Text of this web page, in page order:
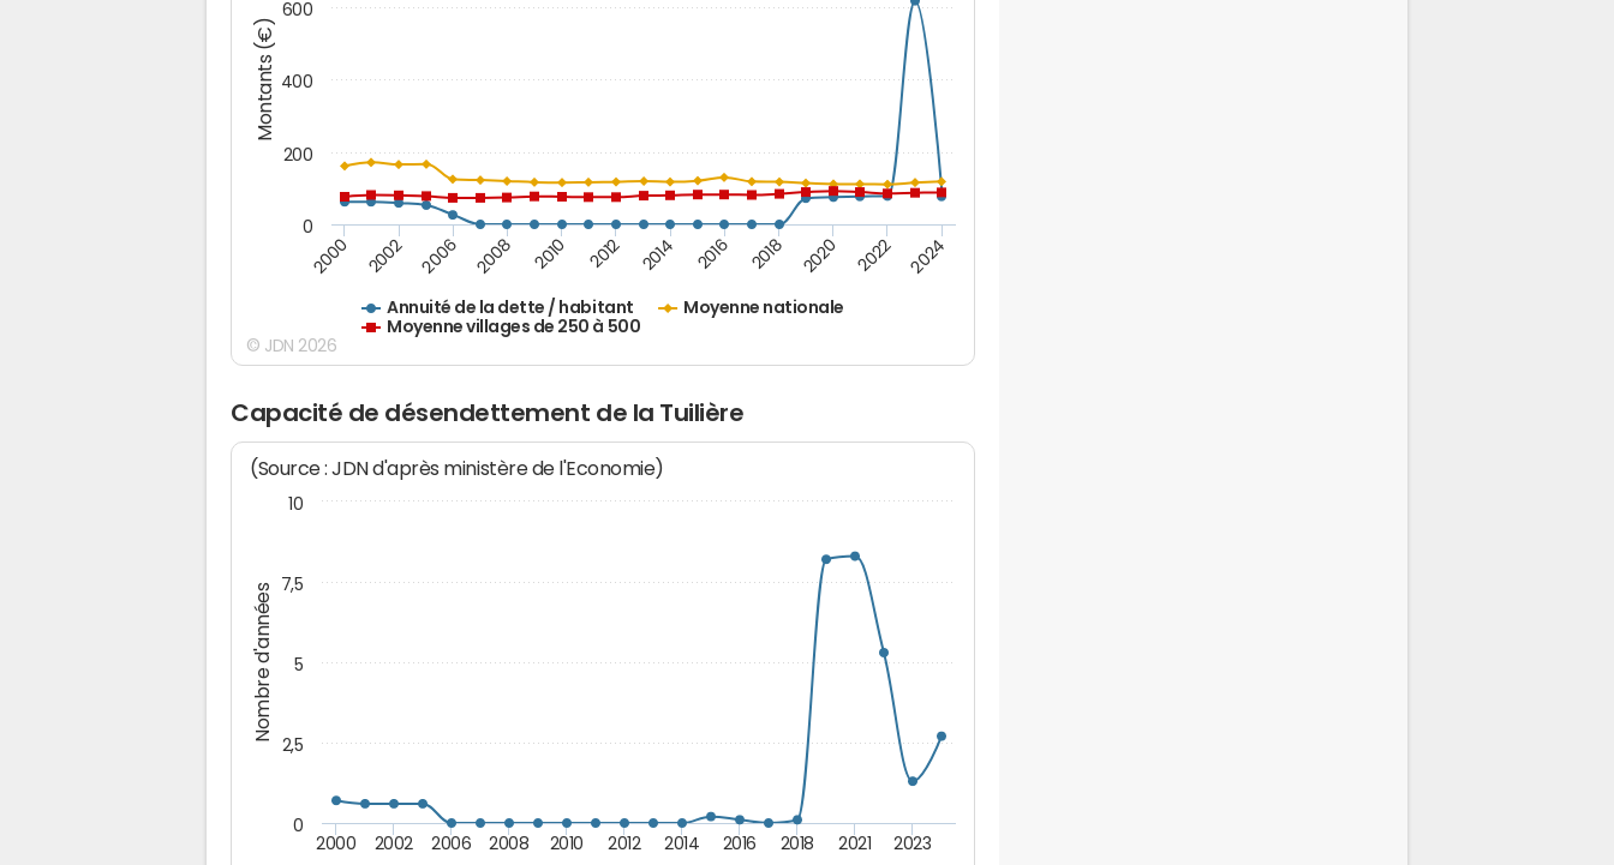
Montants (€)
Annuité de la dette / habitant
Moyenne nationale
Moyenne villages de 250 à 500
2000 2002 2006 2008 2010 2012 2014 2016 2018 2020 2022 2024
0
200
400
600
© JDN 2026
Capacité de désendettement de la Tuilière
Nombre d'années
(Source : JDN d'après ministère de l'Economie)
2000 2002 2006 2008 2010 2012 2014 2016 2018 2021 2023
0
2,5
5
7,5
10